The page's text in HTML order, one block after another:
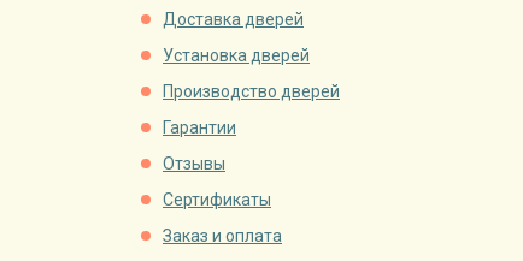
Доставка дверей
Установка дверей
Производство дверей
Гарантии
Отзывы
Сертификаты
Заказ и оплата